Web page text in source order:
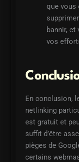
que vous
bannir,
vos
En conclusion,
netlinking
est gratuit et
suffit d’être
pièges de
certains